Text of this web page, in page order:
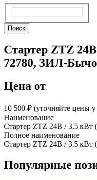
Поиск
Стартер ZTZ
72780, ЗИЛ-
Цена от
10 500 ₽︁ (уточняйте цены
Наименование
Стартер ZTZ 24В / 3.5
Полное наименование
Стартер ZTZ 24В / 3.5
Популярные